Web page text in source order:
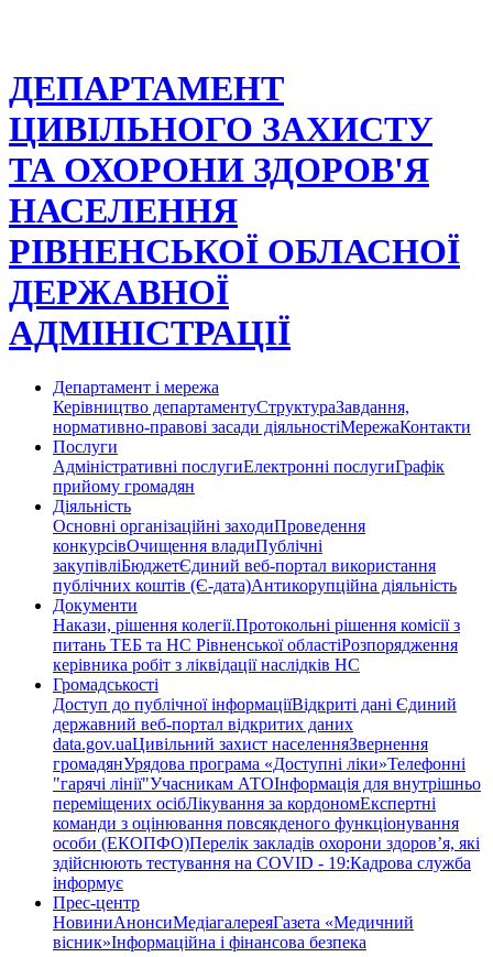
ДЕПАРТАМЕНТ
ЦИВІЛЬНОГО ЗАХИСТУ
ТА ОХОРОНИ ЗДОРОВ'Я
НАСЕЛЕННЯ
РІВНЕНСЬКОЇ ОБЛАСНОЇ
ДЕРЖАВНОЇ
АДМІНІСТРАЦІЇ
Департамент і мережа
Керівництво департаментуСтруктураЗавдання,
нормативно-правові засади діяльностіМережаКонтакти
Послуги
Адміністративні послугиЕлектронні послугиГрафік
прийому громадян
Діяльність
Основні організаційні заходиПроведення
конкурсівОчищення владиПублічні
закупівліБюджетЄдиний веб-портал використання
публічних коштів (Є-дата)Антикорупційна діяльність
Документи
Накази, рішення колегії.Протокольні рішення комісії з
питань ТЕБ та НС Рівненської областіРозпорядження
керівника робіт з ліквідації наслідків НС
Громадськості
Доступ до публічної інформаціїВідкриті дані Єдиний
державний веб-портал відкритих даних
data.gov.uaЦивільний захист населенняЗвернення
громадянУрядова програма «Доступні ліки»Телефонні
"гарячі лінії"Учасникам АТОІнформація для внутрішньо
переміщених осібЛікування за кордономЕкспертні
команди з оцінювання повсякденого функціонування
особи (ЕКОПФО)Перелік закладів охорони здоров’я, які
здійснюють тестування на COVID - 19:Кадрова служба
інформує
Прес-центр
НовиниАнонсиМедіагалереяГазета «Медичний
вісник»Інформаційна і фінансова безпека